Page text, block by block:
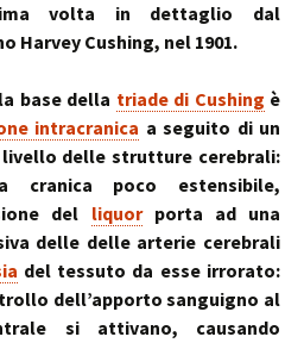
volta in dettaglio dal
Harvey Cushing, nel 1901.
base della triade di Cushing è
intracranica a seguito di un
delle strutture cerebrali:
cranica poco estensibile,
del liquorporta ad una
delle delle arterie cerebrali
del tessuto da esse irrorato:
dell’apporto sanguigno al
si attivano, causando